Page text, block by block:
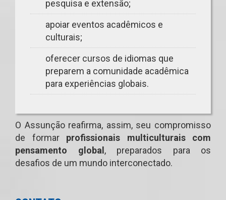
pesquisa e extensão;
apoiar eventos acadêmicos e
culturais;
oferecer cursos de idiomas que
preparem a comunidade acadêmica
para experiências globais.
O Assunção reafirma, assim, seu compromisso
de formar profissionais multiculturais com
pensamento global, preparados para os
desafios de um mundo interconectado.